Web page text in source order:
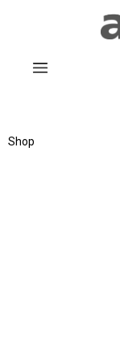
Zum Hauptinhalt
Shop